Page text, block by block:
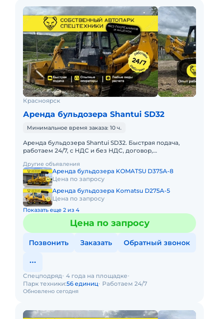
Красноярск
Аренда бульдозера Shantui SD32
Минимальное время заказа: 10 ч.
Аренда бульдозера Shantui SD32. Быстрая подача,
работаем 24/7, с НДС и без НДС, договор,
SHANTUI SD32Предоставляем в а
Другие объявления
Аренда бульдозера KOMATSU D375A-8
Цена по запросу
Аренда бульдозера Komatsu D275A-5
Цена по запросу
Показать еще 2 из 4
Цена по запросу
Позвонить Заказать Обратный звонок
Обновлено сегодня
Спецподряд 4 года на площадке
Парк техники:56 единиц Работаем 24/7